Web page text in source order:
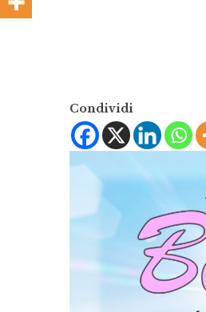
Condividi